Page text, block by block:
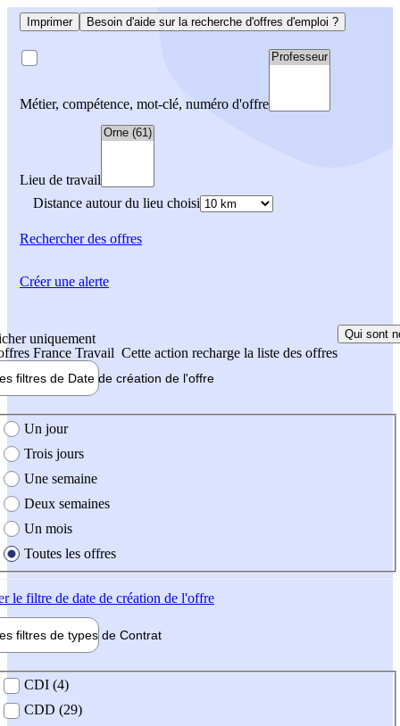
Imprimer Besoin d'aide sur la recherche d'offres d'emploi ?
Métier, compétence, mot-clé, numéro d'offre
Lieu de travail
Distance autour du lieu choisi
Rechercherdes offres
uniquement
France Travail Cette action recharge la liste des offres
Qui sont
filtres de Date de création de l'offre
création de l'offre
Un jour
Trois jours
Une semaine
Deux semaines
Un mois
Toutes les offres
le filtre de date de création de l'offre
filtres de types de Contrat
contrat
CDI (4)
CDD (29)
Créer une alerte